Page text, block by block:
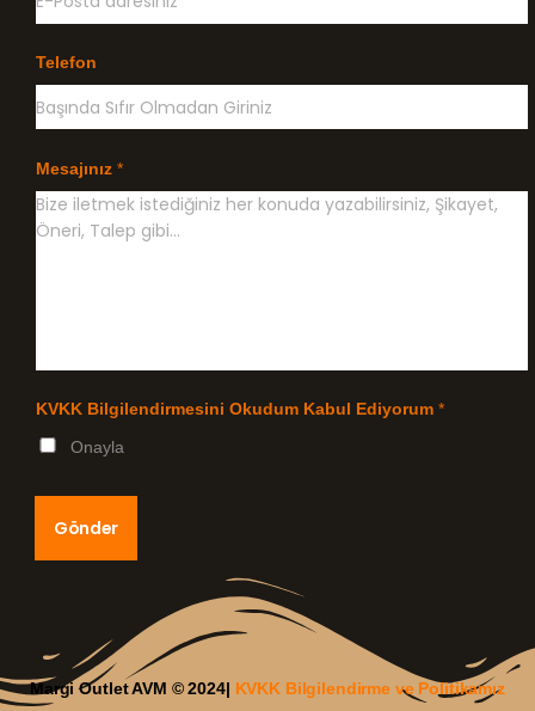
i
lTelefon
Mesajınız *
KVKK Bilgilendirmesini Okudum Kabul Ediyorum *
Onayla
Gönder
Margi Outlet AVM © 2024| KVKK Bilgilendirme ve Politikamız